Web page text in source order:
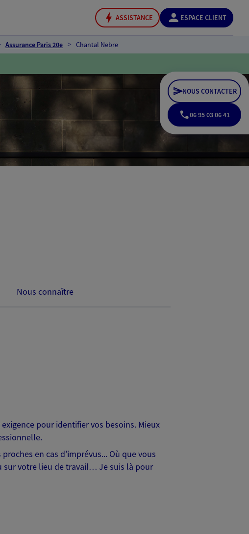
ASSISTANCE ESPACE CLIENT
Assurance Paris 20e Chantal Nebre
NOUS CONTACTER
06 95 03 06 41
Nous connaître
pour identifier vos besoins. Mieux
en cas d’imprévus... Où que vous
sur votre lieu de travail… Je suis là pour